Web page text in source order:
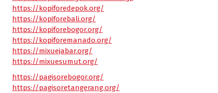
https://kopiforedepok.org/
https://kopiforebali.org/
https://kopiforebogor.org/
https://kopiforemanado.org/
https://mixuejabar.org/
https://mixuesumut.org/
https://pagisorebogor.org/
https://pagisoretangerang.org/